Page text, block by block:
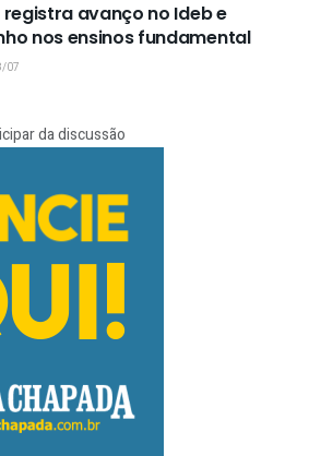
avanço no Ideb e
nos ensinos fundamental
07
da discussão